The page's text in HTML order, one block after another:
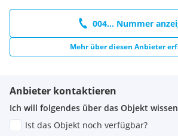
004... Nummer
Mehr über diesen Anbieter
Anbieter kontaktieren
Ich will folgendes über das Objekt
Ist das Objekt noch verfügbar?